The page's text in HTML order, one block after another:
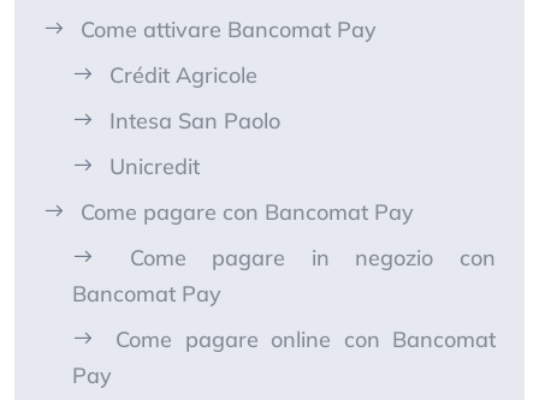
Come attivare Bancomat Pay
Crédit Agricole
Intesa San Paolo
Unicredit
Come pagare con Bancomat Pay
Come pagare in negozio con
Bancomat Pay
Come pagare online con Bancomat
Pay